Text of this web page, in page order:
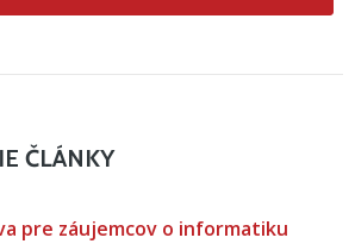
ČLÁNKY
pre záujemcov o informatiku